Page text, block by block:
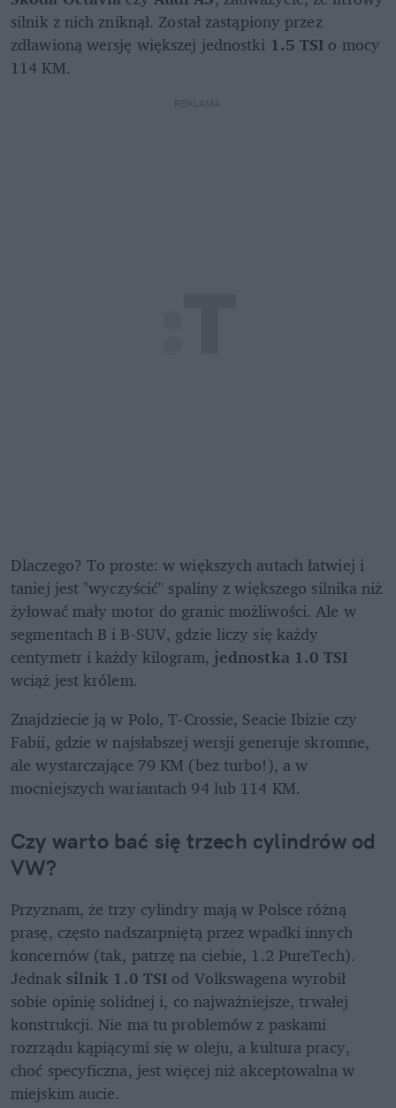
silnik z nich zniknął. Został zastąpiony przez
zdławioną wersję większej jednostki 1.5 TSI o mocy
114 KM.
REKLAMA
Dlaczego? To proste: w większych autach łatwiej i
taniej jest "wyczyścić" spaliny z większego silnika niż
żyłować mały motor do granic możliwości. Ale w
segmentach B i B-SUV, gdzie liczy się każdy
centymetr i każdy kilogram, jednostka 1.0 TSI
wciąż jest królem.
Znajdziecie ją w Polo, T-Crossie, Seacie Ibizie czy
Fabii, gdzie w najsłabszej wersji generuje skromne,
ale wystarczające 79 KM (bez turbo!), a w
mocniejszych wariantach 94 lub 114 KM.
Czy warto bać się trzech cylindrów od
VW?
Przyznam, że trzy cylindry mają w Polsce różną
prasę, często nadszarpniętą przez wpadki innych
koncernów (tak, patrzę na ciebie, 1.2 PureTech).
Jednak silnik 1.0 TSI od Volkswagena wyrobił
sobie opinię solidnej i, co najważniejsze, trwałej
konstrukcji. Nie ma tu problemów z paskami
rozrządu kąpiącymi się w oleju, a kultura pracy,
choć specyficzna, jest więcej niż akceptowalna w
miejskim aucie.